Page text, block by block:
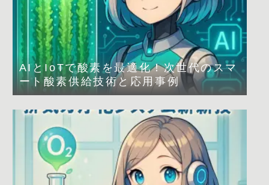
AIとIoTで酸素を最適化！次世代のスマ
ート酸素供給技術と応用事例